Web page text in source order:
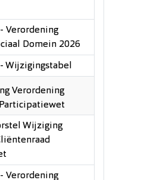
Verordening
Domein 2026
Wijzigingstabel
Verordening
Wijziging
Verordening